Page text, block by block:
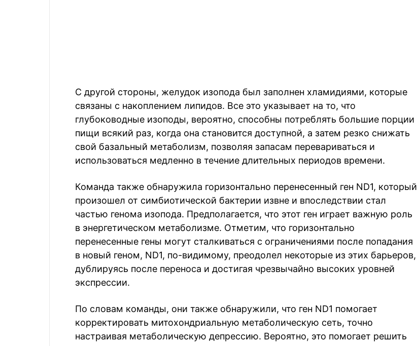
С другой стороны, желудок изопода был заполнен хламидиями, которые
связаны с накоплением липидов. Все это указывает на то, что
глубоководные изоподы, вероятно, способны потреблять большие порции
пищи всякий раз, когда она становится доступной, а затем резко снижать
свой базальный метаболизм, позволяя запасам перевариваться и
использоваться медленно в течение длительных периодов времени.
Команда также обнаружила горизонтально перенесенный ген ND1, который
произошел от симбиотической бактерии извне и впоследствии стал
частью генома изопода. Предполагается, что этот ген играет важную роль
в энергетическом метаболизме. Отметим, что горизонтально
перенесенные гены могут сталкиваться с ограничениями после попадания
в новый геном, ND1, по-видимому, преодолел некоторые из этих барьеров,
дублируясь после переноса и достигая чрезвычайно высоких уровней
экспрессии.
По словам команды, они также обнаружили, что ген ND1 помогает
корректировать митохондриальную метаболическую сеть, точно
настраивая метаболическую депрессию. Вероятно, это помогает решить